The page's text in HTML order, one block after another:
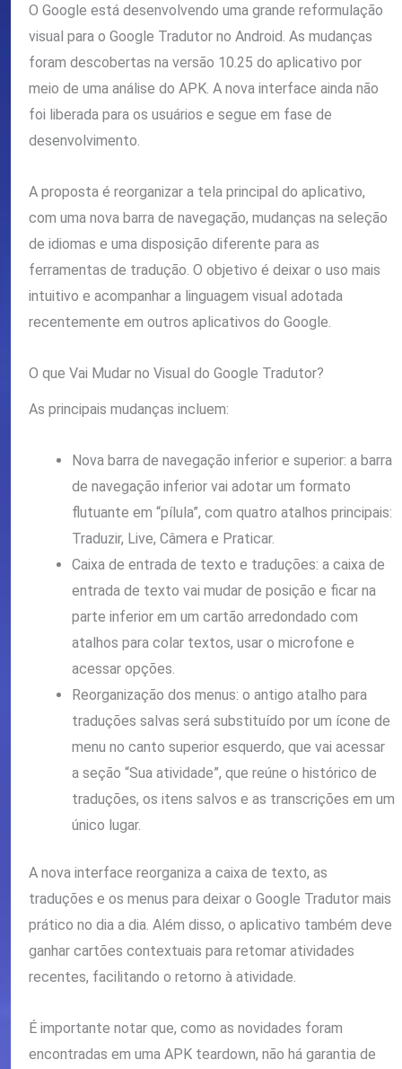
O Google está desenvolvendo uma grande reformulação
visual para o Google Tradutor no Android. As mudanças
foram descobertas na versão 10.25 do aplicativo por
meio de uma análise do APK. A nova interface ainda não
foi liberada para os usuários e segue em fase de
desenvolvimento.
A proposta é reorganizar a tela principal do aplicativo,
com uma nova barra de navegação, mudanças na seleção
de idiomas e uma disposição diferente para as
ferramentas de tradução. O objetivo é deixar o uso mais
intuitivo e acompanhar a linguagem visual adotada
recentemente em outros aplicativos do Google.
O que Vai Mudar no Visual do Google Tradutor?
As principais mudanças incluem:
Nova barra de navegação inferior e superior: a barra
de navegação inferior vai adotar um formato
flutuante em “pílula”, com quatro atalhos principais:
Traduzir, Live, Câmera e Praticar.
Caixa de entrada de texto e traduções: a caixa de
entrada de texto vai mudar de posição e ficar na
parte inferior em um cartão arredondado com
atalhos para colar textos, usar o microfone e
acessar opções.
Reorganização dos menus: o antigo atalho para
traduções salvas será substituído por um ícone de
menu no canto superior esquerdo, que vai acessar
a seção “Sua atividade”, que reúne o histórico de
traduções, os itens salvos e as transcrições em um
único lugar.
A nova interface reorganiza a caixa de texto, as
traduções e os menus para deixar o Google Tradutor mais
prático no dia a dia. Além disso, o aplicativo também deve
ganhar cartões contextuais para retomar atividades
recentes, facilitando o retorno à atividade.
É importante notar que, como as novidades foram
encontradas em uma APK teardown, não há garantia de